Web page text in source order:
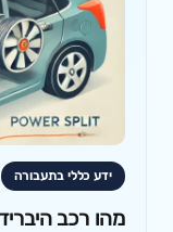
ידע כללי בתעבורה
מהו רכב